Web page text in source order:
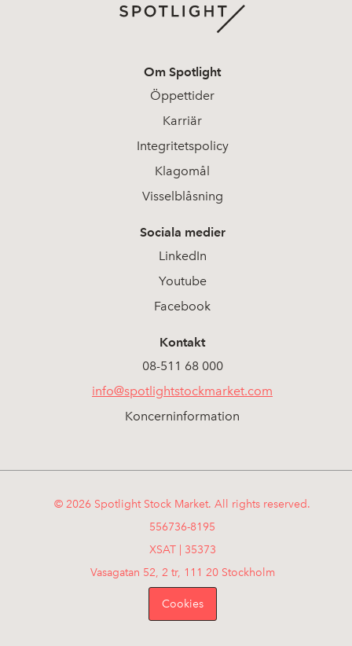
Om Spotlight
Öppettider
Karriär
Integritetspolicy
Klagomål
Visselblåsning
Sociala medier
LinkedIn
Youtube
Facebook
Kontakt
08-511 68 000
info@spotlightstockmarket.com
Koncerninformation
© 2026 Spotlight Stock Market. All rights reserved.
556736-8195
XSAT | 35373
Vasagatan 52, 2 tr, 111 20 Stockholm
Cookies